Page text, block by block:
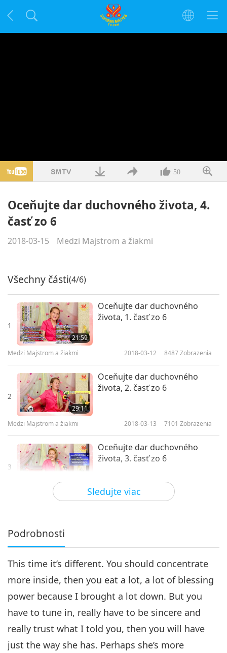
50
Oceňujte dar duchovného života, 4.
časť zo 6
2018-03-15 Medzi Majstrom a žiakmi
Sledujte viac
Všechny části(4/6)
1
21:59
Oceňujte dar duchovného
života, 1. časť zo 6
Medzi Majstrom a žiakmi 2018-03-12 8487Zobrazenia
2
29:11
Oceňujte dar duchovného
života, 2. časť zo 6
Medzi Majstrom a žiakmi 2018-03-13 7101 Zobrazenia
3
Oceňujte dar duchovného
života, 3. časť zo 6
Medzi Majstrom a žiakmi 2018-03-14 6740
32:27
Medzi Majstrom a žiakmi 2018-03-15 6767Zobrazenia
5
života, 5. časť zo 6
Medzi Majstrom a žiakmi 2018-03-16
Podrobnosti
This time it’s different. You should concentrate
more inside, then you eat a lot, a lot of blessing
power because I brought a lot down. But you
have to tune in, really have to be sincere and
really trust what I told you, then you will have
just the way she has. Perhaps she’s more